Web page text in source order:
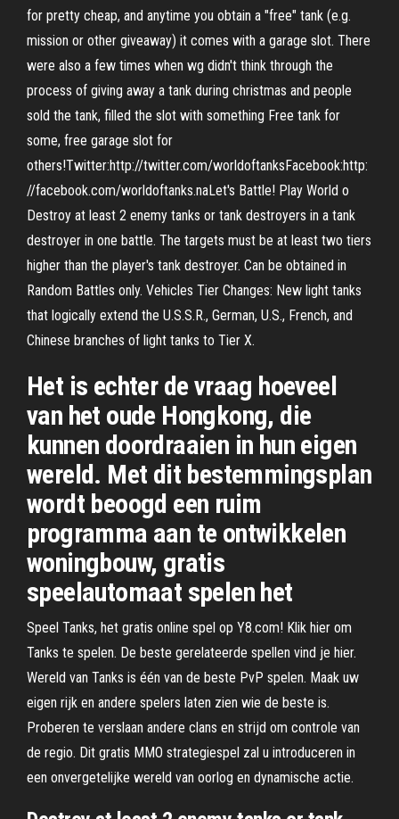
for pretty cheap, and anytime you obtain a "free" tank (e.g.
mission or other giveaway) it comes with a garage slot. There
were also a few times when wg didn't think through the
process of giving away a tank during christmas and people
sold the tank, filled the slot with something Free tank for
some, free garage slot for
others!Twitter:http://twitter.com/worldoftanksFacebook:http:
//facebook.com/worldoftanks.naLet's Battle! Play World o
Destroy at least 2 enemy tanks or tank destroyers in a tank
destroyer in one battle. The targets must be at least two tiers
higher than the player's tank destroyer. Can be obtained in
Random Battles only. Vehicles Tier Changes: New light tanks
that logically extend the U.S.S.R., German, U.S., French, and
Chinese branches of light tanks to Tier X.
Het is echter de vraag hoeveel
van het oude Hongkong, die
kunnen doordraaien in hun eigen
wereld. Met dit bestemmingsplan
wordt beoogd een ruim
programma aan te ontwikkelen
woningbouw, gratis
speelautomaat spelen het
Speel Tanks, het gratis online spel op Y8.com! Klik hier om
Tanks te spelen. De beste gerelateerde spellen vind je hier.
Wereld van Tanks is één van de beste PvP spelen. Maak uw
eigen rijk en andere spelers laten zien wie de beste is.
Proberen te verslaan andere clans en strijd om controle van
de regio. Dit gratis MMO strategiespel zal u introduceren in
een onvergetelijke wereld van oorlog en dynamische actie.